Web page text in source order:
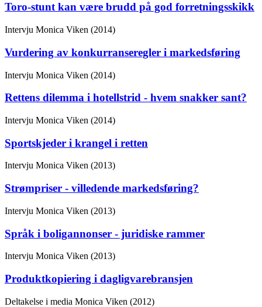
Toro-stunt kan være brudd på god forretningsskikk
Intervju Monica Viken (2014)
Vurdering av konkurranseregler i markedsføring
Intervju Monica Viken (2014)
Rettens dilemma i hotellstrid - hvem snakker sant?
Intervju Monica Viken (2014)
Sportskjeder i krangel i retten
Intervju Monica Viken (2013)
Strømpriser - villedende markedsføring?
Intervju Monica Viken (2013)
Språk i boligannonser - juridiske rammer
Intervju Monica Viken (2013)
Produktkopiering i dagligvarebransjen
Deltakelse i media Monica Viken (2012)